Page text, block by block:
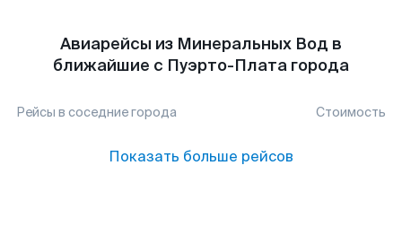
Авиарейсы из Минеральных Вод в
ближайшие с Пуэрто-Плата города
Рейсы в соседние города Стоимость
Показать больше рейсов